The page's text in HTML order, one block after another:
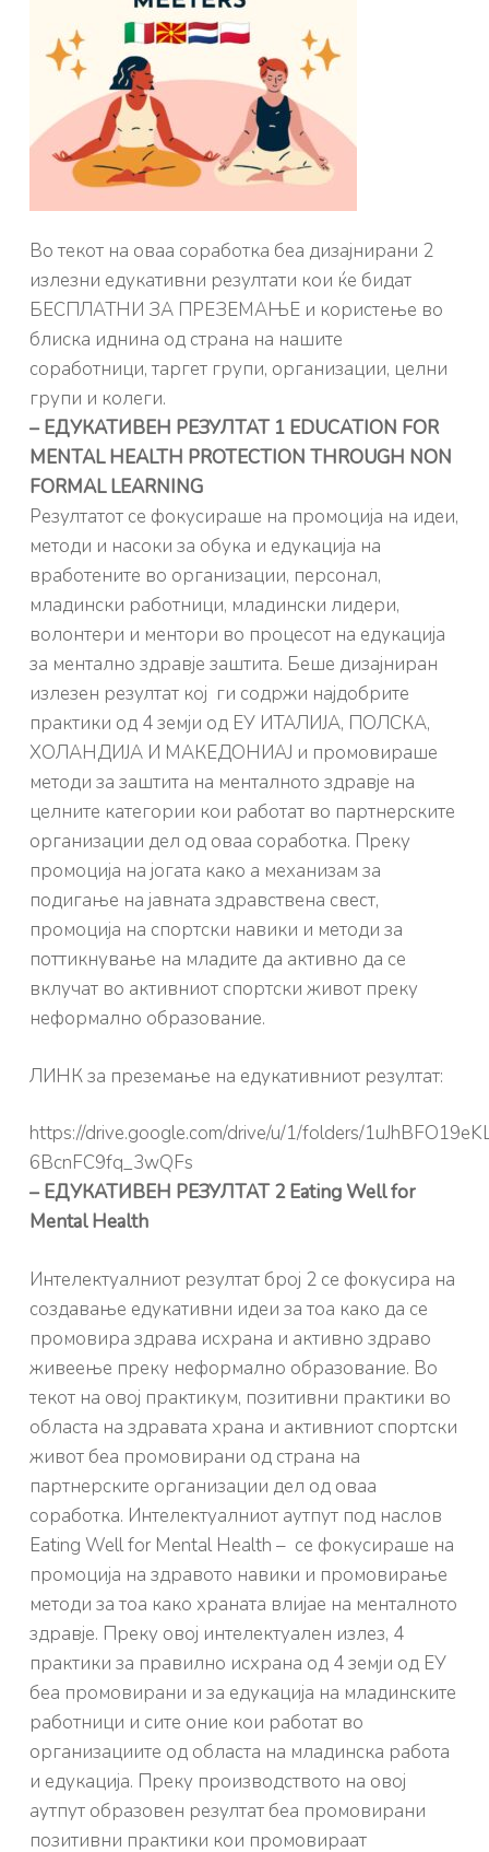
Во текот на оваа соработка беа дизајнирани 2
излезни едукативни резултати кои ќе бидат
БЕСПЛАТНИ ЗА ПРЕЗЕМАЊЕ и користење во
блиска иднина од страна на нашите
соработници, таргет групи, организации, целни
групи и колеги.
– ЕДУКАТИВЕН РЕЗУЛТАТ 1 EDUCATION FOR
MENTAL HEALTH PROTECTION THROUGH NON
FORMAL LEARNING
Резултатот се фокусираше на промоција на идеи,
методи и насоки за обука и едукација на
вработените во организации, персонал,
младински работници, младински лидери,
волонтери и ментори во процесот на едукација
за ментално здравје заштита. Беше дизајниран
излезен резултат кој ги содржи најдобрите
практики од 4 земји од ЕУ ИТАЛИЈА, ПОЛСКА,
ХОЛАНДИЈА И МАКЕДОНИАЈ и промовираше
методи за заштита на менталното здравје на
целните категории кои работат во партнерските
организации дел од оваа соработка. Преку
промоција на јогата како а механизам за
подигање на јавната здравствена свест,
промоција на спортски навики и методи за
поттикнување на младите да активно да се
вклучат во активниот спортски живот преку
неформално образование.
ЛИНК за преземање на едукативниот резултат:
https://drive.google.com/drive/u/1/folders/
6BcnFC9fq_3wQFs
– EДУКАТИВЕН РЕЗУЛТАТ 2 Eating Well for
Mental Health
Интелектуалниот резултат број 2 се фокусира на
создавање едукативни идеи за тоа како да се
промовира здрава исхрана и активно здраво
живеење преку неформално образование. Во
текот на овој практикум, позитивни практики во
областа на здравата храна и активниот спортски
живот беа промовирани од страна на
партнерските организации дел од оваа
соработка. Интелектуалниот аутпут под наслов
Eating Well for Mental Health – се фокусираше на
промоција на здравото навики и промовирање
методи за тоа како храната влијае на менталното
здравје. Преку овој интелектуален излез, 4
практики за правилно исхрана од 4 земји од ЕУ
беа промовирани и за едукација на младинските
работници и сите оние кои работат во
организациите од областа на младинска работа
и едукација. Преку производството на овој
аутпут образовен резултат беа промовирани
позитивни практики кои промовираат